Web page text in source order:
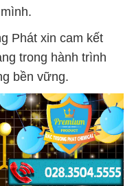
Phát xin cam kết
trong hành trình
bền vững.